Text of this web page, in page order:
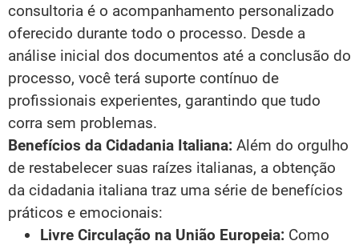
consultoria é o acompanhamento personalizado
oferecido durante todo o processo. Desde a
análise inicial dos documentos até a conclusão do
processo, você terá suporte contínuo de
profissionais experientes, garantindo que tudo
corra sem problemas.
Benefícios da Cidadania Italiana: Além do orgulho
de restabelecer suas raízes italianas, a obtenção
da cidadania italiana traz uma série de benefícios
práticos e emocionais:
Livre Circulação na União Europeia: Como